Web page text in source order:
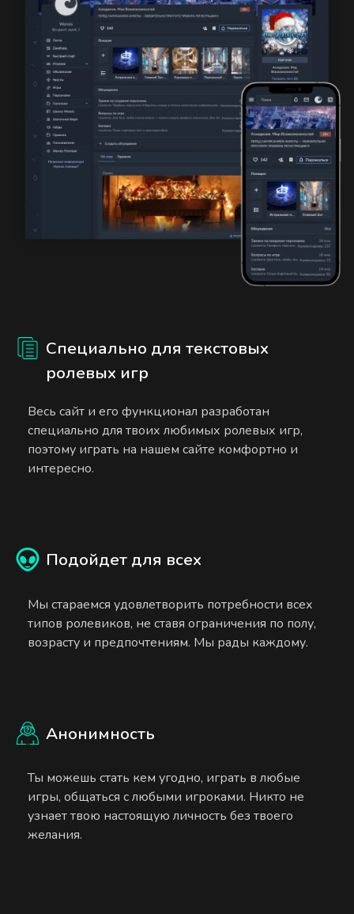
Специально для текстовых
ролевых игр
Весь сайт и его функционал разработан
специально для твоих любимых ролевых игр,
поэтому играть на нашем сайте комфортно и
интересно.
Подойдет для всех
Мы стараемся удовлетворить потребности всех
типов ролевиков, не ставя ограничения по полу,
возрасту и предпочтениям. Мы рады каждому.
Анонимность
Ты можешь стать кем угодно, играть в любые
игры, общаться с любыми игроками. Никто не
узнает твою настоящую личность без твоего
желания.